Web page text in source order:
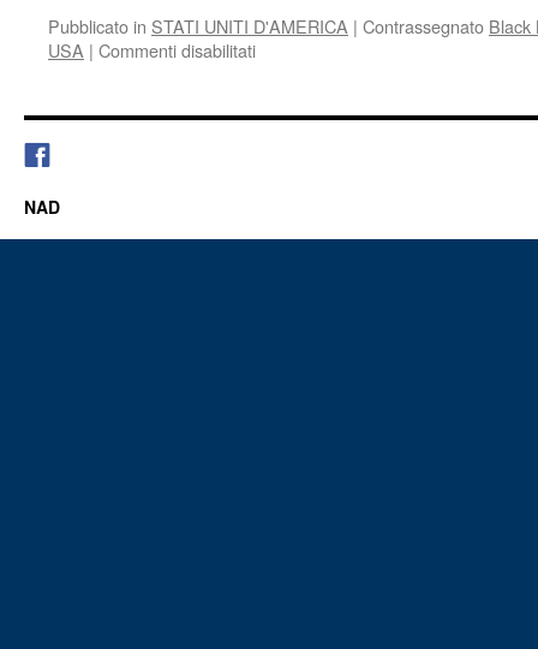
Pubblicato in STATI UNITI D'AMERICA | Contrassegnato Black
USA | Commenti disabilitatisu
FIRE:
FLOYD’S
NAD